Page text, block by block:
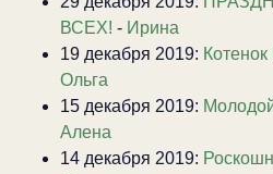
ВСЕХ! - Ирина
19 декабря 2019:
Ольга
15 декабря 2019:
Алена
14 декабря 2019: